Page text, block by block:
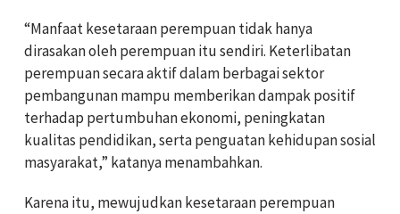
“Manfaat kesetaraan perempuan tidak hanya
dirasakan oleh perempuan itu sendiri. Keterlibatan
perempuan secara aktif dalam berbagai sektor
pembangunan mampu memberikan dampak positif
terhadap pertumbuhan ekonomi, peningkatan
kualitas pendidikan, serta penguatan kehidupan sosial
masyarakat,” katanya menambahkan.
Karena itu, mewujudkan kesetaraan perempuan